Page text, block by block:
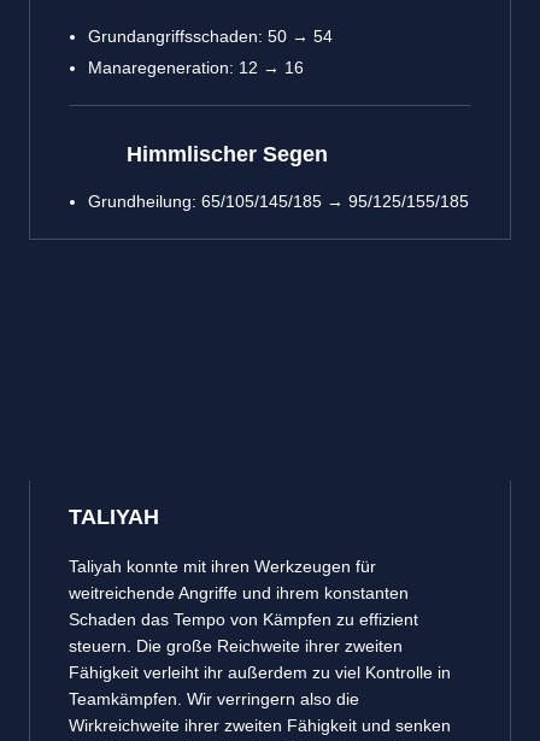
Grundangriffsschaden: 50 → 54
Manaregeneration: 12 → 16
Himmlischer Segen
Grundheilung: 65/105/145/185 → 95/125/155/185
TALIYAH
Taliyah konnte mit ihren Werkzeugen für
weitreichende Angriffe und ihrem konstanten
Schaden das Tempo von Kämpfen zu effizient
steuern. Die große Reichweite ihrer zweiten
Fähigkeit verleiht ihr außerdem zu viel Kontrolle in
Teamkämpfen. Wir verringern also die
Wirkreichweite ihrer zweiten Fähigkeit und senken